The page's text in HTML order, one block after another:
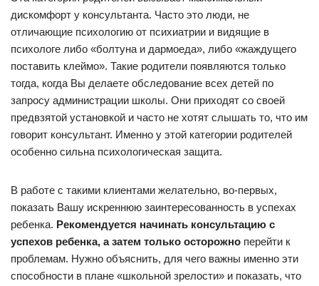
дискомфорт у консультанта. Часто это люди, не
отличающие психологию от психиатрии и видящие в
психологе либо «болтуна и дармоеда», либо «жаждущего
поставить клеймо». Такие родители появляются только
тогда, когда Вы делаете обследование всех детей по
запросу администрации школы. Они приходят со своей
предвзятой установкой и часто не хотят слышать то, что им
говорит консультант. Именно у этой категории родителей
особенно сильна психологическая защита.
В работе с такими клиентами желательно, во-первых,
показать Вашу искреннюю заинтересованность в успехах
ребенка. Рекомендуется начинать консультацию с
успехов ребенка, а затем только осторожно перейти к
проблемам. Нужно объяснить, для чего важны именно эти
способности в плане «школьной зрелости» и показать, что